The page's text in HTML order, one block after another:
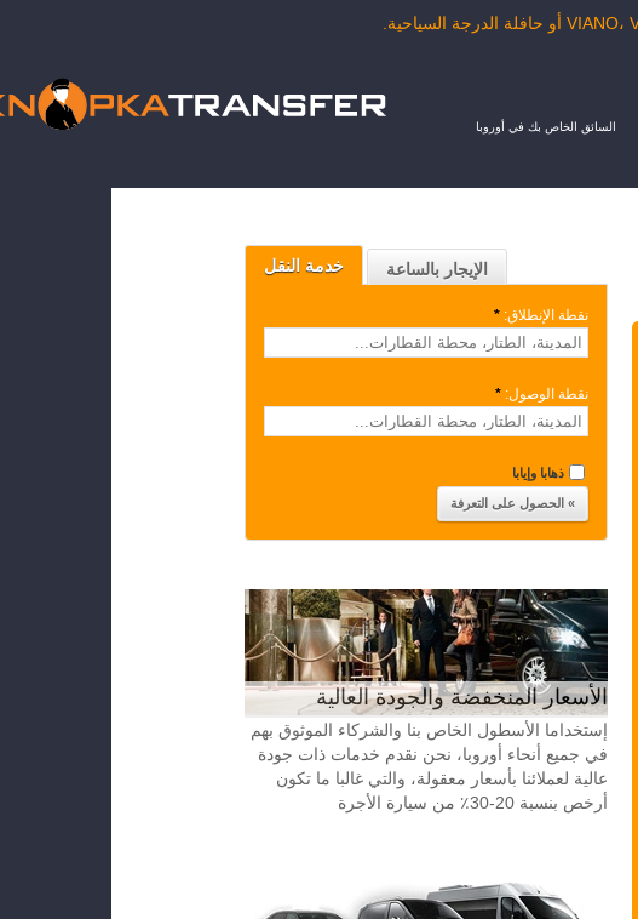
السائق الخاص بك في أوروبا
خدمة النقل الإيجار بالساعة
نقطة الإنطلاق: *
نقطة الوصول: *
ذهابا وإيابا
الأسعار المنخفضة والجودة العالية
إستخداما الأسطول الخاص بنا والشركاء الموثوق بهم
في جميع أنحاء أوروبا، نحن نقدم خدمات ذات جودة
عالية لعملائنا بأسعار معقولة، والتي غالبا ما تكون
أرخص بنسبة 20-30٪ من سيارة الأجرة